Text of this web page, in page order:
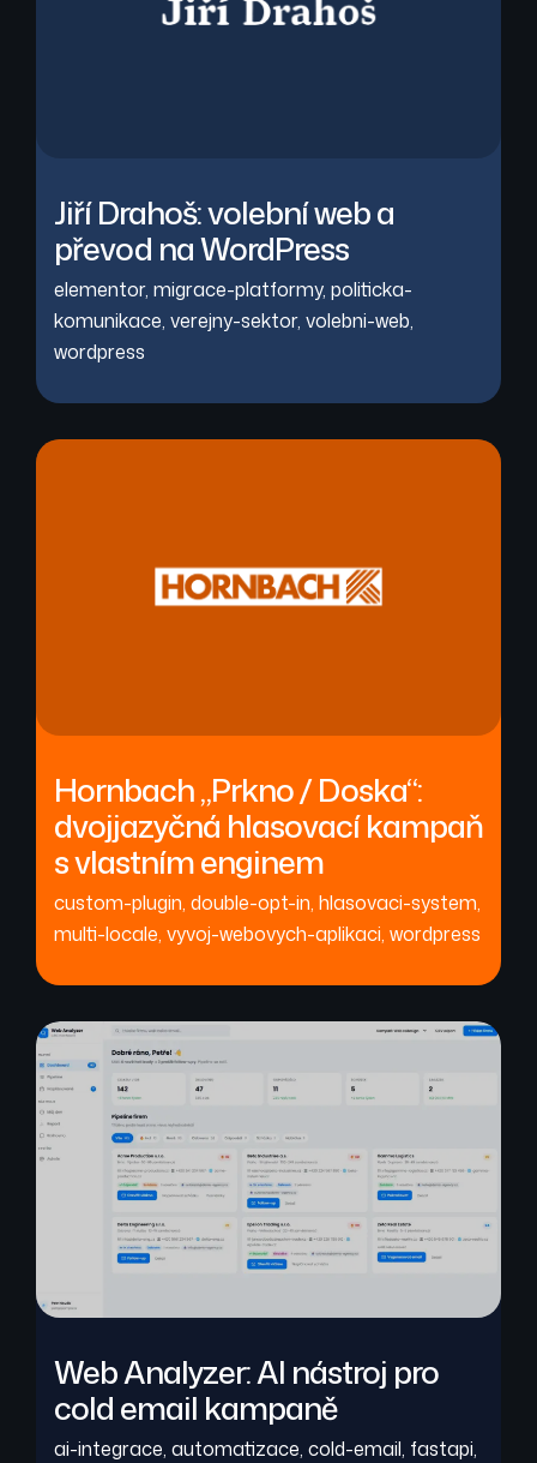
Jiří Drahoš: volební web a
převod na WordPress
elementor, migrace-platformy, politicka-
komunikace, verejny-sektor, volebni-web,
wordpress
Hornbach „Prkno / Doska“:
dvojjazyčná hlasovací kampaň
s vlastním enginem
custom-plugin, double-opt-in, hlasovaci-system,
multi-locale, vyvoj-webovych-aplikaci, wordpress
Web Analyzer: AI nástroj pro
cold email kampaně
ai-integrace, automatizace, cold-email, fastapi,